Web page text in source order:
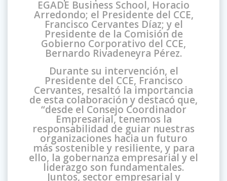
EGADE Business School, Horacio
Arredondo; el Presidente del CCE,
Francisco Cervantes Díaz; y el
Presidente de la Comisión de
Gobierno Corporativo del CCE,
Bernardo Rivadeneyra Pérez.
Durante su intervención, el
Presidente del CCE, Francisco
Cervantes, resaltó la importancia
de esta colaboración y destacó que,
“desde el Consejo Coordinador
Empresarial, tenemos la
responsabilidad de guiar nuestras
organizaciones hacia un futuro
más sostenible y resiliente, y para
ello, la gobernanza empresarial y el
liderazgo son fundamentales.
Juntos, sector empresarial y